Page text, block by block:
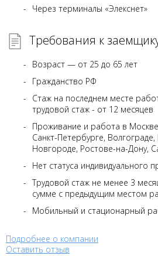
Через терминалы «Элекснет»
Требования к
Возраст — от 25 до 65 лет
Гражданство РФ
Стаж на последнем месте
трудовой стаж - от 12 месяцев
Проживание и работа в
Санкт-Петербурге,
Новгороде, Ростове-на-Дону,
Нет статуса индивидуального
Трудовой стаж не менее 3
сумме с предыдущим местом
Мобильный и стационарный
Подробнее о компании
Оставить отзыв